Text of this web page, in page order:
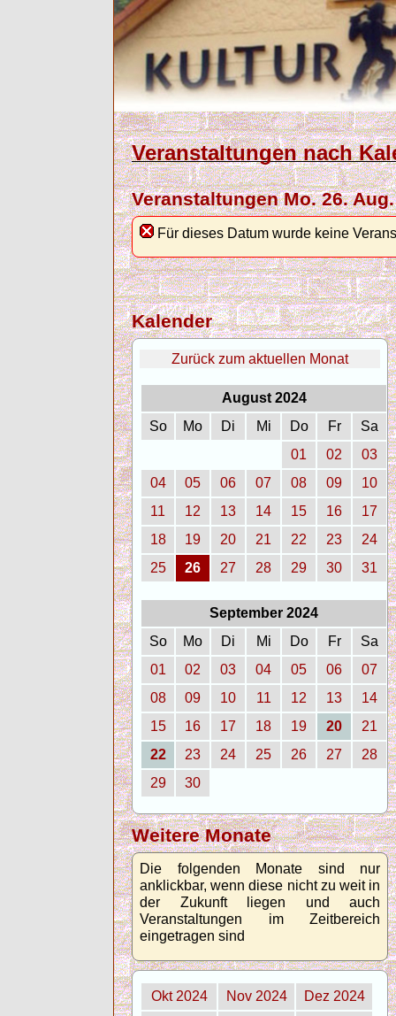
Veranstaltungen nach
Veranstaltungen Mo. 26.
Für dieses Datum wurde keine
Kalender
Zurück zum aktuellen Monat
August 2024
So
Mo Di Mi Do Fr
Sa
01
02
03
04
05 06 07 08 09
10
11
12 13 14 15 16
17
18
19 20 21 22 23
24
25
26 27 28 29 30 31
September 2024
So
Mo Di Mi Do Fr
Sa
01
02 03 04 05 06
07
08
09 10 11 12 13
14
15
16 17 18 19 20
21
22
23 24 25 26 27
28
29
30
Weitere Monate
Die folgenden Monate sind nur
anklickbar, wenn diese nicht zu weit in
der Zukunft liegen und auch
Veranstaltungen im Zeitbereich
eingetragen sind
Okt 2024 Nov 2024
Dez 2024